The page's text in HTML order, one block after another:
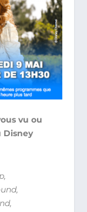
vu ou
Disney